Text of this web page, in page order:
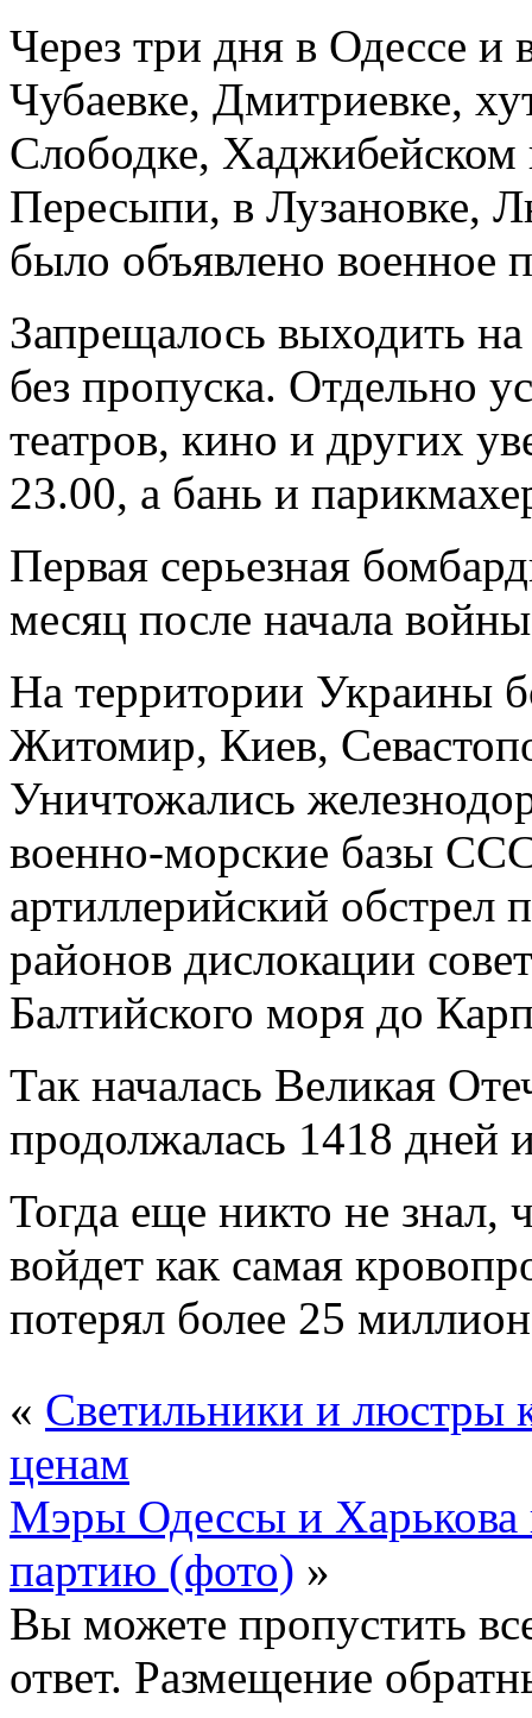
Через три дня в Одессе и
Чубаевке, Дмитриевке,
Слободке,
Пересыпи, в Лузановке,
было объявлено военное
Запрещалось выходить
без пропуска. Отдельно
театров, кино и других
23.00, а бань и
Первая серьезная
месяц после начала
На территории Украины
Житомир, Киев,
Уничтожались
военно-морские базы
артиллерийский обстрел
районов дислокации
Балтийского моря до
Так началась Великая
продолжалась 1418 дней
Тогда еще никто не знал,
войдет как самая
потерял более 25
« Светильники и люстры
ценам
Мэры Одессы и Харькова
партию (фото) »
Вы можете пропустить
ответ. Размещение